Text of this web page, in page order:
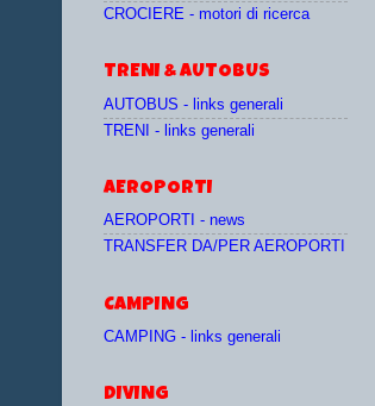
CROCIERE - motori di ricerca
TRENI & AUTOBUS
AUTOBUS - links generali
TRENI - links generali
AEROPORTI
AEROPORTI - news
TRANSFER DA/PER AEROPORTI
CAMPING
CAMPING - links generali
DIVING